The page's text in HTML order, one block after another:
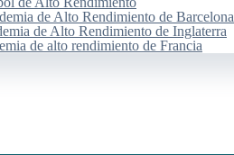
de Alto Rendimiento de Barcelona
de Alto Rendimiento de Inglaterra
de alto rendimiento de Francia